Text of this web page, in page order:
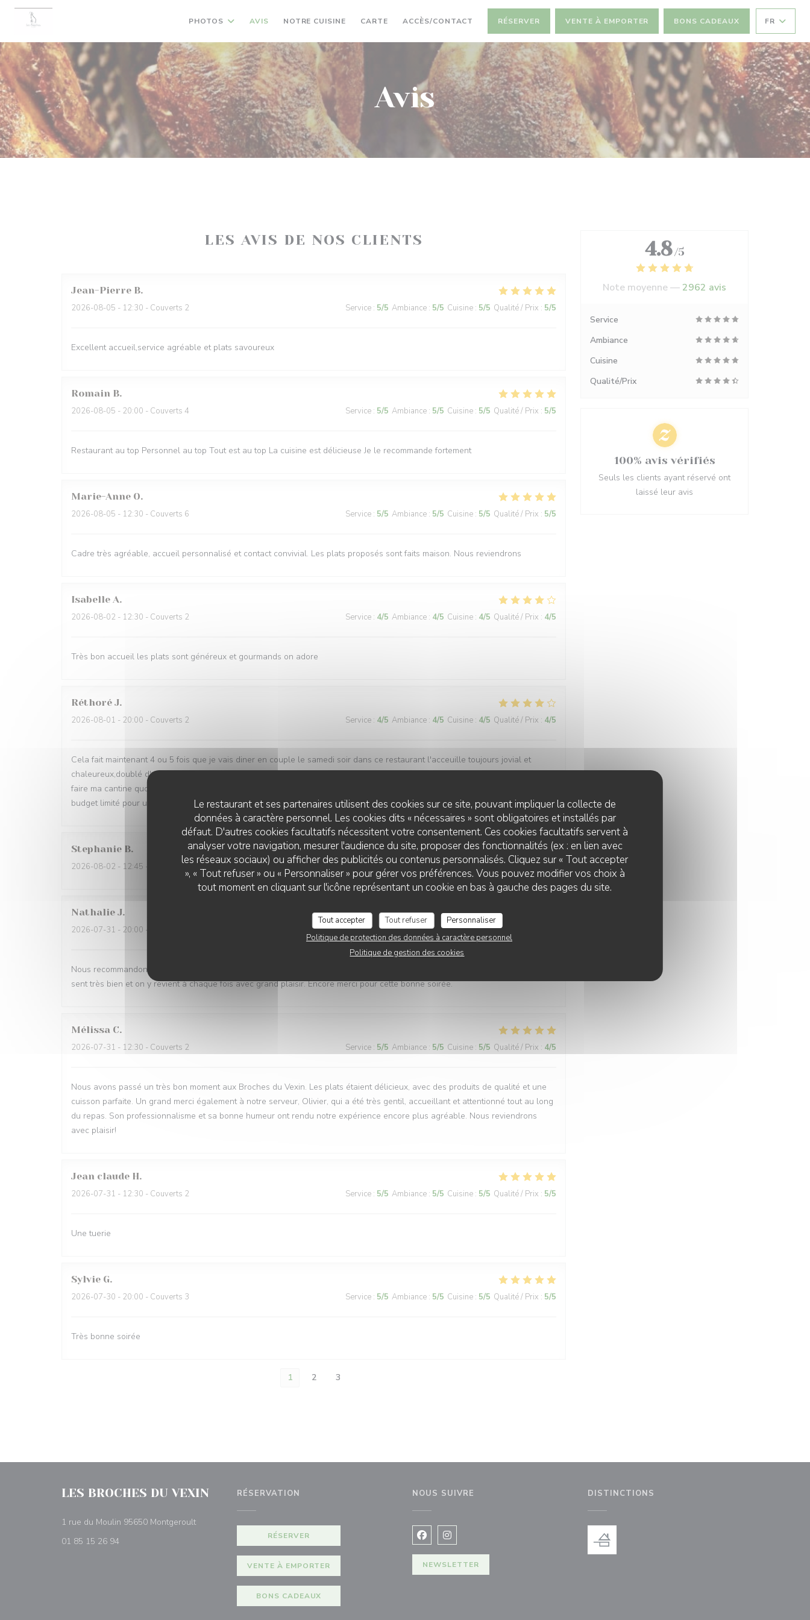
Personnalisation de vos choix en matière de cookies
Le restaurant et ses partenaires utilisent des cookies sur ce site, pouvant impliquer la collecte de
données à caractère personnel. Les cookies dits « nécessaires » sont obligatoires et installés par
défaut. D'autres cookies facultatifs nécessitent votre consentement. Ces cookies facultatifs servent à
analyser votre navigation, mesurer l'audience du site, proposer des fonctionnalités (ex : en lien avec
les réseaux sociaux) ou afficher des publicités ou contenus personnalisés. Cliquez sur « Tout accepter
», « Tout refuser » ou « Personnaliser » pour gérer vos préférences. Vous pouvez modifier vos choix à
tout moment en cliquant sur l'icône représentant un cookie en bas à gauche des pages du site.
Tout accepter Tout refuser
Personnaliser
Politique de protection des données à caractère personnel
Politique de gestion des cookies
PHOTOS AVIS NOTRE CUISINE CARTE((OUVRE UNE NOUVELLE FENÊTRE))
ACCÈS/CONTACT RÉSERVER VENTE À EMPORTER BONS CADEAUX FR
Avis
LES AVIS DE NOS CLIENTS
Jean-Pierre B
2026-08-05 - 12:30 - Couverts 2 Service : 5/5 Ambiance : 5/5 Cuisine : 5/5 Qualité / Prix : 5/5
Excellent accueil,service agréable et plats savoureux
Romain B
2026-08-05 - 20:00 - Couverts 4 Service : 5/5 Ambiance : 5/5 Cuisine : 5/5 Qualité / Prix : 5/5
Restaurant au top Personnel au top Tout est au top La cuisine est délicieuse Je le recommande fortement
Marie-Anne O
2026-08-05 - 12:30 - Couverts 6 Service : 5/5 Ambiance : 5/5 Cuisine : 5/5 Qualité / Prix : 5/5
Cadre très agréable, accueil personnalisé et contact convivial. Les plats proposés sont faits maison. Nous reviendrons
Isabelle A
2026-08-02 - 12:30 - Couverts 2 Service : 4/5 Ambiance : 4/5 Cuisine : 4/5 Qualité / Prix : 4/5
Très bon accueil les plats sont généreux et gourmands on adore
Réthoré J
2026-08-01 - 20:00 - Couverts 2 Service : 4/5 Ambiance : 4/5 Cuisine : 4/5 Qualité / Prix : 4/5
Cela fait maintenant 4 ou 5 fois que je vais diner en couple le samedi soir dans ce restaurant l'acceuille toujours jovial et
chaleureux,doublé d'une bonne cuisine copieuse le prix est en conséquence ce qui fait que je ne pourrais me permettre d'en
faire ma cantine quotidienne... il parait cependant que la semaine les prix sont plus abordables...Pour des gens comme moi a
budget limité pour une sortie de loin en loin ,je recommande.....
Stephanie B
2026-08-02 - 12:45 - Couverts 4 Service:5/5 Ambiance : 5/5 Cuisine: 5/5 Qualité / Prix: 5 /5
Nathalie J
2026-07-31 - 20:00 - Couverts 6 Service: 5/5 Ambiance:5 /5 Cuisine:5/5 Qualité / Prix
Nous recommandons ce restaurant les yeux fermés !!! Les plats sont excellents et l’accueil extrêmement sympathique. On se
sent très bien et on y revient à chaque fois avec grand plaisir. Encore merci pour cette bonne soirée.
Mélissa C
2026-07-31 - 12:30 - Couverts 2 Service : 5/5 Ambiance : 5/5 Cuisine : 5/5 Qualité / Prix : 4/5
Nous avons passé un très bon moment aux Broches du Vexin. Les plats étaient délicieux, avec des produits de qualité et une
cuisson parfaite. Un grand merci également à notre serveur, Olivier, qui a été très gentil, accueillant et attentionné tout au long
du repas. Son professionnalisme et sa bonne humeur ont rendu notre expérience encore plus agréable. Nous reviendrons
avec plaisir!
Jean claude H
2026-07-31 - 12:30 - Couverts 2 Service : 5/5 Ambiance : 5/5 Cuisine : 5/5 Qualité / Prix : 5/5
Une tuerie
Sylvie G
2026-07-30 - 20:00 - Couverts 3 Service : 5/5 Ambiance : 5/5 Cuisine : 5/5 Qualité / Prix : 5/5
Très bonne soirée
1 2 3
4.8 /5
Note moyenne —2962 avis
Service
Ambiance
Cuisine
Qualité/Prix
100% avis vérifiés
Seuls les clients ayant réservé ont
laissé leur avis
LES BROCHES DU VEXIN
1 rue du Moulin 95650 Montgeroult((ouvre une nouvelle fenêtre))
01 85 15 26 94
RÉSERVATION
RÉSERVER
VENTE À EMPORTER
BONS CADEAUX
NOUS SUIVRE
Facebook ((ouvre une nouvelle fenêtre))
Instagram ((ouvre une nouvelle fenêtre))
NEWSLETTER
DISTINCTIONS